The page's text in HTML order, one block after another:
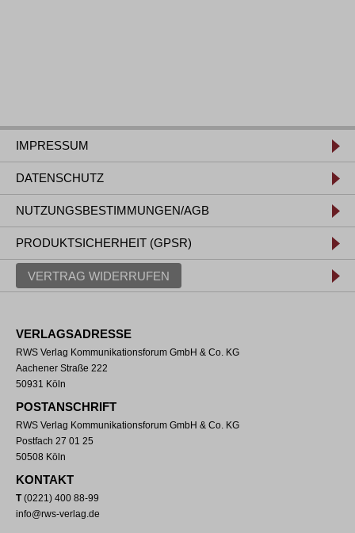
IMPRESSUM
DATENSCHUTZ
NUTZUNGSBESTIMMUNGEN/AGB
PRODUKTSICHERHEIT (GPSR)
VERTRAG WIDERRUFEN
VERLAGSADRESSE
RWS Verlag Kommunikationsforum GmbH & Co. KG
Aachener Straße 222
50931 Köln
POSTANSCHRIFT
RWS Verlag Kommunikationsforum GmbH & Co. KG
Postfach 27 01 25
50508 Köln
KONTAKT
T(0221) 400 88-99
info@rws-verlag.de